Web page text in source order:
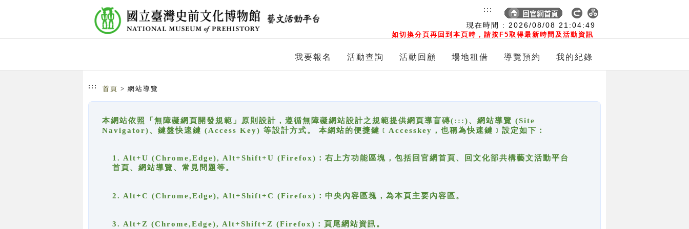
現在時間 : 2026/08/08 21:04:49
如切換分頁再回到本頁時，請按F5取得最新時間及活動資訊
:::
我要報名 活動查詢 活動回顧 場地租借 導覽預約 我的紀錄
::: 首頁 > 網站導覽
本網站依照「無障礙網頁開發規範」原則設計，遵循無障礙網站設計之規範提供網頁導盲磚(:::)、網站導覽 (Site
Navigator)、鍵盤快速鍵 (Access Key) 等設計方式。 本網站的便捷鍵﹝Accesskey，也稱為快速鍵﹞設定如下：
1. Alt+U (Chrome,Edge), Alt+Shift+U (Firefox)：右上方功能區塊，包括回官網首頁、回文化部共構藝文活動平台
首頁、網站導覽、常見問題等。
2. Alt+C (Chrome,Edge), Alt+Shift+C (Firefox)：中央內容區塊，為本頁主要內容區。
3. Alt+Z (Chrome,Edge), Alt+Shift+Z (Firefox)：頁尾網站資訊。